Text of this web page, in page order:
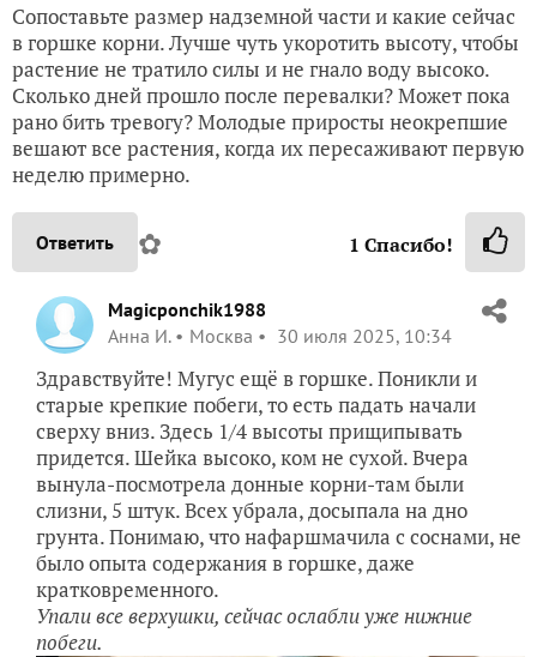
Сопоставьте размер надземной части и какие сейчас
в горшке корни. Лучше чуть укоротить высоту, чтобы
растение не тратило силы и не гнало воду высоко.
Сколько дней прошло после перевалки? Может пока
рано бить тревогу? Молодые приросты неокрепшие
вешают все растения, когда их пересаживают первую
неделю примерно.
Ответить ✿ 1 Спасибо!
Magicponchik1988
Анна И.
Москва 30 июля 2025, 10:34
Здравствуйте! Мугус ещё в горшке. Поникли и
старые крепкие побеги, то есть падать начали
сверху вниз. Здесь 1/4 высоты прищипывать
придется. Шейка высоко, ком не сухой. Вчера
вынула-посмотрела донные корни-там были
слизни, 5 штук. Всех убрала, досыпала на дно
грунта. Понимаю, что нафаршмачила с соснами, не
было опыта содержания в горшке, даже
кратковременного.
Упали все верхушки, сейчас ослабли уже нижние
побеги.